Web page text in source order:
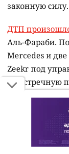
законную силу.
ДТП
Аль-Фараби.
Mercedes и
Zeekr под
на встречную
Пака
свободы.
учреждении
также